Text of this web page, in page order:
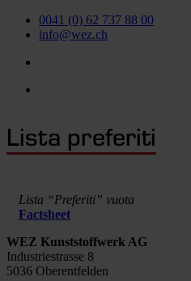
0041 (0) 62 737 88 00
info@wez.ch
Lista preferiti
Lista “Preferiti” vuota
Factsheet
WEZ Kunststoffwerk AG
Industriestrasse 8
5036 Oberentfelden